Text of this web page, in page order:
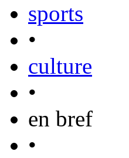
sports
•
culture
•
en bref
•